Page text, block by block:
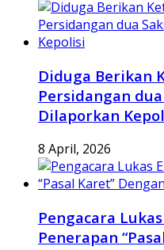
Diduga Berikan
Persidangan
Dilaporkan
8 April, 2026
Pengacara
Penerapan